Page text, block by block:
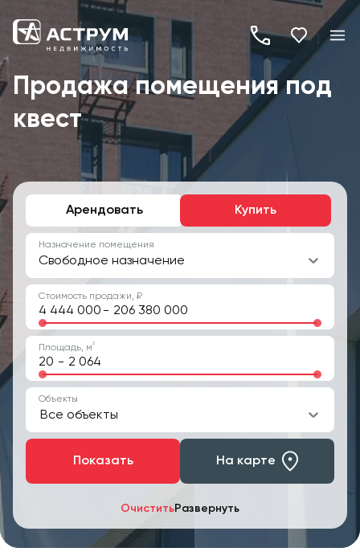
+7
(495)
260-
19-
Продажа помещения под
квест
Арендовать Купить
ОчиститьРазвернуть
Назначение помещения
Свободное назначение
Стоимость продажи, ₽
-
Площадь, м2
-
Объекты
Все объекты
Показать На карте